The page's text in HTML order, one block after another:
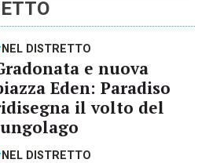
NEL DISTRETTO
e nuova
Eden: Paradiso
il volto del
NEL DISTRETTO